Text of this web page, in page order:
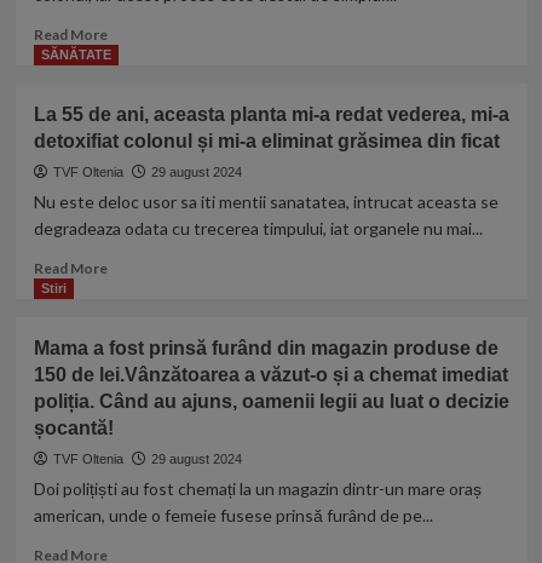
Tatăl
de
Tv
s-
a
din
viață:
din
sufletul
meu”
Read MoreRead
more
cu
prune
pentru
curatarea
pana
deseuri
si
toxine
SĂNĂTATE
La 55 de ani, aceasta planta mi-a redat vederea, mi-a
detoxifiat colonul și mi-a eliminat grăsimea din ficat
TVF Oltenia 29 august 2024
Nu este deloc usor sa iti mentii sanatatea, intrucat aceasta se
degradeaza odata cu trecerea timpului, iat organele nu mai...
Read MoreRead
55
de
ani,
aceasta
planta
a
redat
Stiri
Mama a fost prinsă furând din magazin produse de
150 de lei.Vânzătoarea a văzut-o și a chemat imediat
poliția. Când au ajuns, oamenii legii au luat o decizie
șocantă!
TVF Oltenia 29 august 2024
Doi polițiști au fost chemați la un magazin dintr-un mare oraș
american, unde o femeie fusese prinsă furând de pe...
Read MoreRead